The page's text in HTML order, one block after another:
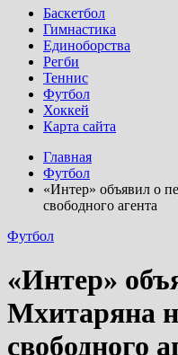
Баскетбол
Гимнастика
Единоборства
Регби
Теннис
Футбол
Хоккей
Карта сайта
Главная
Футбол
«Интер» объявил о
свободного агента
Футбол
«Интер»
Мхитаряна
свободного